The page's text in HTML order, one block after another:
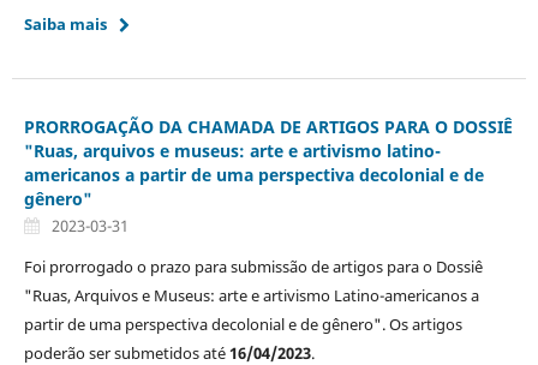
Saiba mais
PRORROGAÇÃO DA CHAMADA DE ARTIGOS PARA O DOSSIÊ
"Ruas, arquivos e museus: arte e artivismo latino-
americanos a partir de uma perspectiva decolonial e de
gênero"
2023-03-31
Foi prorrogado o prazo para submissão de artigos para o Dossiê
"Ruas, Arquivos e Museus: arte e artivismo Latino-americanos a
partir de uma perspectiva decolonial e de gênero". Os artigos
poderão ser submetidos até16/04/2023.